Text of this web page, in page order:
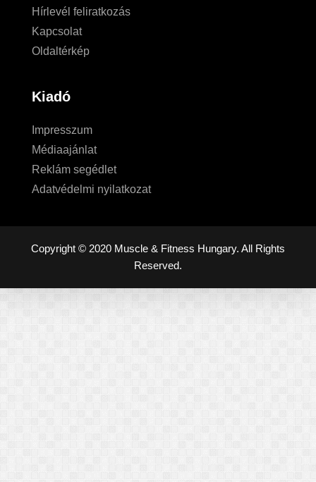
Hírlevél feliratkozás
Kapcsolat
Oldaltérkép
Kiadó
Impresszum
Médiaajánlat
Reklám segédlet
Adatvédelmi nyilatkozat
Copyright © 2020 Muscle & Fitness Hungary. All Rights
Reserved.